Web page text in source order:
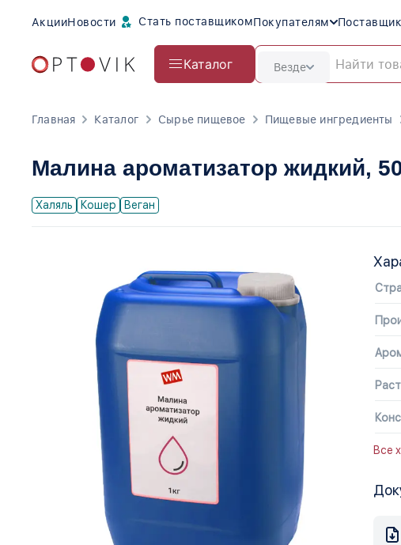
АкцииНовости Стать поставщикомПокупателям
Каталог Везде
Главная Каталог Сырье пищевое Пищевые ингредиенты
Малина ароматизатор жидкий,
Халяль Кошер Веган
Все